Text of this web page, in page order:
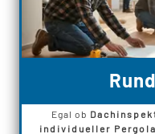
Egal ob
individueller